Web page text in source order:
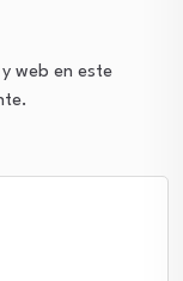
web en este